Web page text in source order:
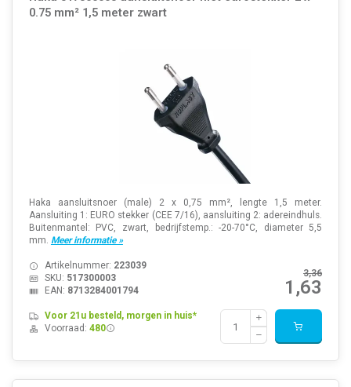
0.75 mm² 1,5 meter zwart
Haka aansluitsnoer (male) 2 x 0,75 mm², lengte 1,5 meter.
Aansluiting 1: EURO stekker (CEE 7/16), aansluiting 2: adereindhuls.
Buitenmantel: PVC, zwart, bedrijfstemp.: -20-70°C, diameter 5,5
mm. Meer informatie »
3,36
1,63
Artikelnummer: 223039
SKU: 517300003
EAN: 8713284001794
Voor 21u besteld, morgen in huis*
Voorraad: 480